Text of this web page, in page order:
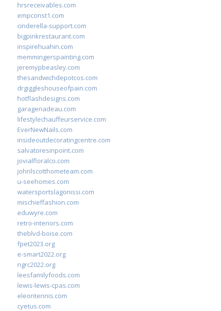
hrsreceivables.com
empconst1.com
cinderella-support.com
bigpinkrestaurant.com
inspirehuahin.com
memmingerspainting.com
jeremypbeasley.com
thesandwichdepotcos.com
drgiggleshouseofpain.com
hotflashdesigns.com
garagenadeau.com
lifestylechauffeurservice.com
EverNewNails.com
insideoutdecoratingcentre.com
salvatoresinpoint.com
jovialfloralco.com
johnlscotthometeam.com
u-seehomes.com
watersportslagonissi.com
mischieffashion.com
eduwyre.com
retro-interiors.com
theblvd-boise.com
fpet2023.org
e-smart2022.org
ngrc2022.org
leesfamilyfoods.com
lewis-lewis-cpas.com
eleontennis.com
cyetus.com